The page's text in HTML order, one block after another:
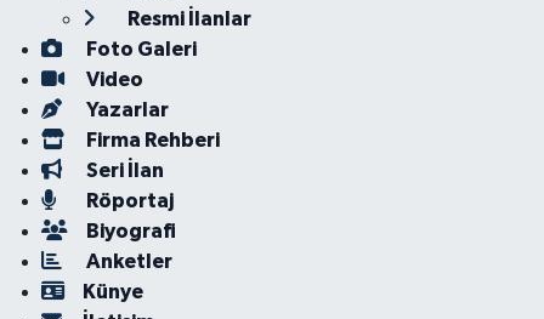
Resmi İlanlar
Foto Galeri
Video
Yazarlar
Firma Rehberi
Seri İlan
Röportaj
Biyografi
Anketler
Künye